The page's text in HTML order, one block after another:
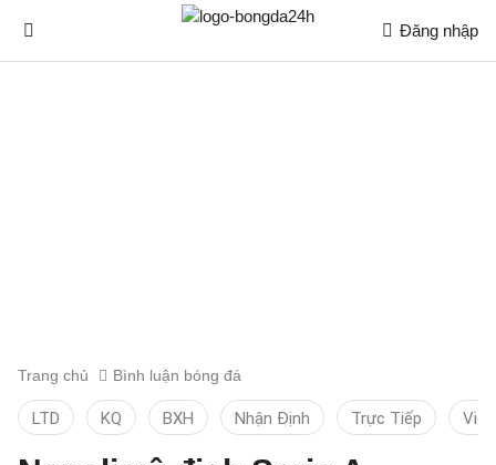
Đăng nhập
Trang chủ Bình luận bóng đá
LTD KQ BXH Nhận Định Trực Tiếp